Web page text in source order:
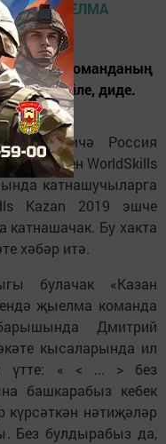
җыелма команданың
гына бәйле, диде.
). Кичә Россия
бүген WorldSkills
катнашучыларга
Kazan 2019 эшче
катнашачак. Бу хакта
хәбәр итә.
булачак «Казан
җыелма команда
Дмитрий
кысаларында ил
үтте: « < ... > без
башкарабыз кебек
нәтиҗәләр
Без булдырабыз да,